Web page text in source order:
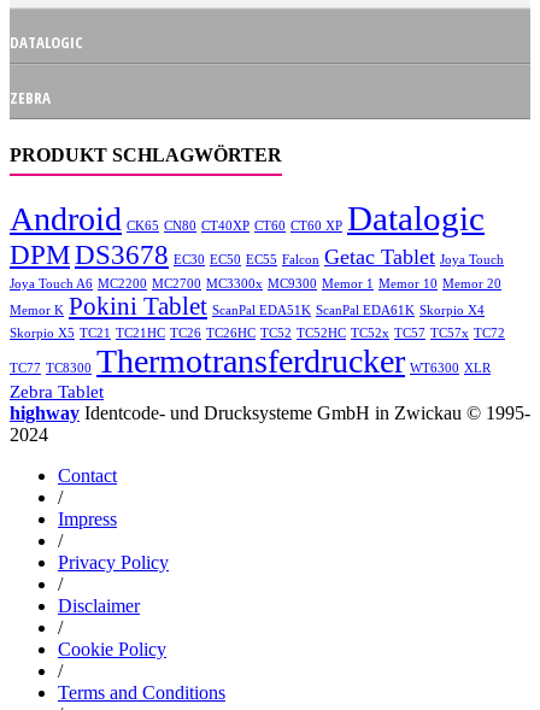
DATALOGIC
ZEBRA
PRODUKT SCHLAGWÖRTER
Android CK65 CN80 CT40XP CT60 CT60 XP Datalogic
DPMDS3678 EC30 EC50 EC55 Falcon Getac Tablet Joya Touch
Joya Touch A6 MC2200 MC2700 MC3300x MC9300 Memor 1 Memor 10 Memor 20
Memor K Pokini Tablet ScanPal EDA51K ScanPal EDA61K Skorpio X4
Skorpio X5 TC21 TC21HC TC26 TC26HC TC52 TC52HC TC52x TC57 TC57x TC72
TC77 TC8300 Thermotransferdrucker WT6300 XLR
Zebra Tablet
highway Identcode- und Drucksysteme GmbH in Zwickau © 1995-
2024
Contact
/
Impress
/
Privacy Policy
/
Disclaimer
/
Cookie Policy
/
Terms and Conditions